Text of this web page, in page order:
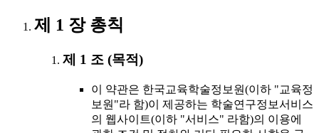
제 1 장 총칙
제 1 조 (목적)
이 약관은 한국교육학술정보원(이하 "교육정
보원"라 함)이 제공하는 학술연구정보서비스
의 웹사이트(이하 "서비스" 라함)의 이용에